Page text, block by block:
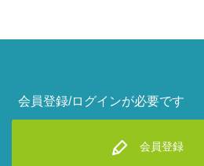
会員登録/ログインが必要です
会員登録